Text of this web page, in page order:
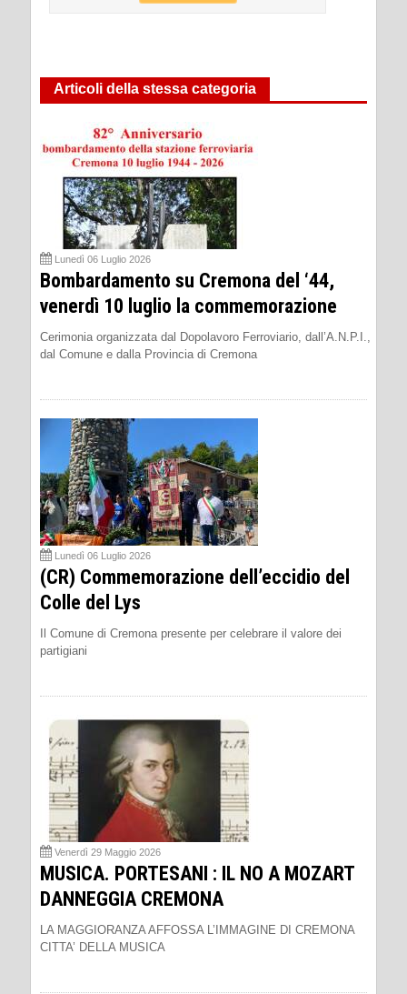
Articoli della stessa categoria
Lunedì 06 Luglio 2026
Bombardamento su Cremona del ‘44,
venerdì 10 luglio la commemorazione
Cerimonia organizzata dal Dopolavoro Ferroviario, dall’A.N.P.I.,
dal Comune e dalla Provincia di Cremona
Lunedì 06 Luglio 2026
(CR) Commemorazione dell’eccidio del
Colle del Lys
Il Comune di Cremona presente per celebrare il valore dei
partigiani
Venerdì 29 Maggio 2026
MUSICA. PORTESANI : IL NO A MOZART
DANNEGGIA CREMONA
LA MAGGIORANZA AFFOSSA L’IMMAGINE DI CREMONA
CITTA’ DELLA MUSICA